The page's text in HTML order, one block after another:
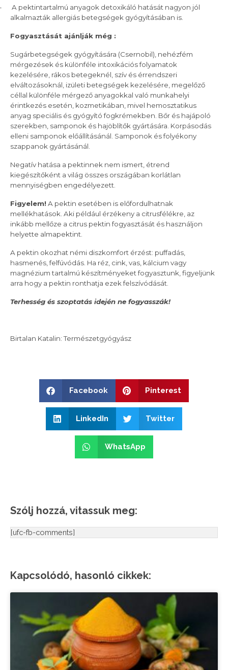
A pektintartalmú anyagok detoxikáló hatását nagyon jól
alkalmazták allergiás betegségek gyógyításában is.
Fogyasztását ajánlják még :
Sugárbetegségek gyógyítására (Csernobil), nehézfém
mérgezések és különféle intoxikációs folyamatok
kezelésére, rákos betegeknél, szív és érrendszeri
elváltozásoknál, izületi betegségek kezelésére, megelőző
céllal különféle mérgező anyagokkal való munkahelyi
érintkezés esetén, kozmetikában, mivel hemosztatikus
anyag speciális és gyógyító fogkrémekben. Bőr és hajápoló
szerekben, samponok és hajöblítők gyártására. Korpásodás
elleni samponok előállításánál. Samponok és folyékony
szappanok gyártásánál.
Negatív hatása a pektinnek nem ismert, étrend
kiegészítőként a világ összes országában korlátlan
mennyiségben engedélyezett.
Figyelem! A pektin esetében is előfordulhatnak
mellékhatások. Aki például érzékeny a citrusfélékre, az
inkább mellőze a citrus pektin fogyasztását és használjon
helyette almapektint.
A pektin okozhat némi diszkomfort érzést: puffadás,
hasmenés, felfúvódás. Ha réz, cink, vas, kálcium vagy
magnézium tartalmú készítményeket fogyasztunk, figyeljünk
arra hogy a pektin ronthatja ezek felszívódását.
Terhesség és szoptatás idején ne fogyasszák!
Birtalan Katalin: Természetgyógyász
Facebook Pinterest
LinkedIn Twitter
WhatsApp
Szólj hozzá, vitassuk meg:
[ufc-fb-comments]
Kapcsolódó, hasonló cikkek: